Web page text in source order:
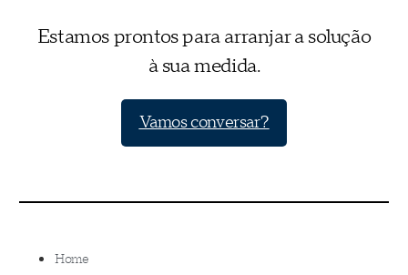
Estamos prontos para arranjar a solução
à sua medida.
Vamos conversar?
Home